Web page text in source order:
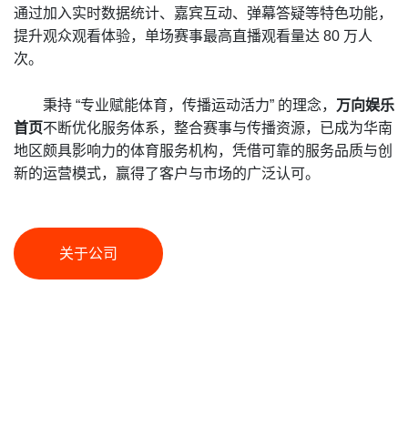
通过加入实时数据统计、嘉宾互动、弹幕答疑等特色功能，
提升观众观看体验，单场赛事最高直播观看量达 80 万人
次。
秉持 “专业赋能体育，传播运动活力” 的理念， 万向娱乐
首页不断优化服务体系，整合赛事与传播资源，已成为华南
地区颇具影响力的体育服务机构，凭借可靠的服务品质与创
新的运营模式，赢得了客户与市场的广泛认可。
关于公司